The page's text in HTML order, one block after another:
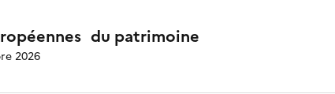
du patrimoine
2026